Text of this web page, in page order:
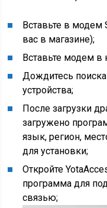
Вставьте в модем
вас в магазине);
Вставьте модем
Дождитесь
устройства;
После загрузки
загружено
язык, регион,
для установки;
Откройте
программа для
связью;